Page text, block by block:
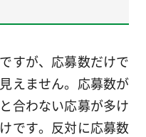
すが、応募数だけで
えません。応募数が
合わない応募が多け
です。反対に応募数